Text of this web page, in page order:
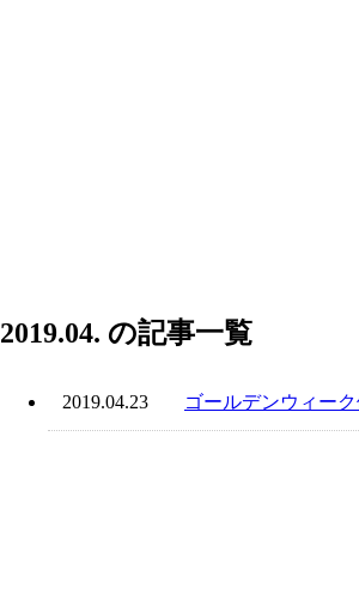
2019.04. の記事一覧
2019.04.23 ゴールデンウィー